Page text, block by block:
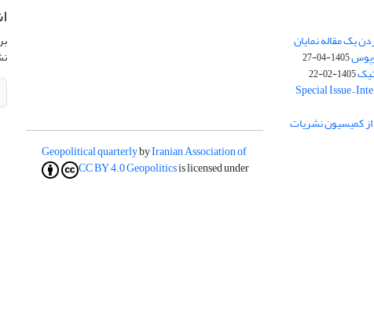
یک مقاله نمایان
1405-04-27
1405-02-22
Special Issue –
از کمیسیون نشریات
Geopolitical quarterlybyIranian Association of
Geopoliticsis licensed under
CC BY 4.0